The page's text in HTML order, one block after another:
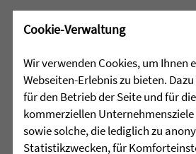
30.07.2026 | • JUGENDHILFE
Grenzen
entdecken
Manchmal beginnt die
Cookie-Verwaltung
Wir verwenden Cookies, um Ihnen
Webseiten-Erlebnis zu bieten.
für den Betrieb der Seite und für
kommerziellen
sowie solche, die lediglich zu
Statistikzwecken, für